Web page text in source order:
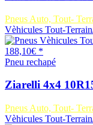
Pneus Auto, Tout-
Vèhicules Tout-
188,10€ *
Pneu rechapé
Ziarelli 4x4
Pneus Auto, Tout-
Vèhicules Tout-